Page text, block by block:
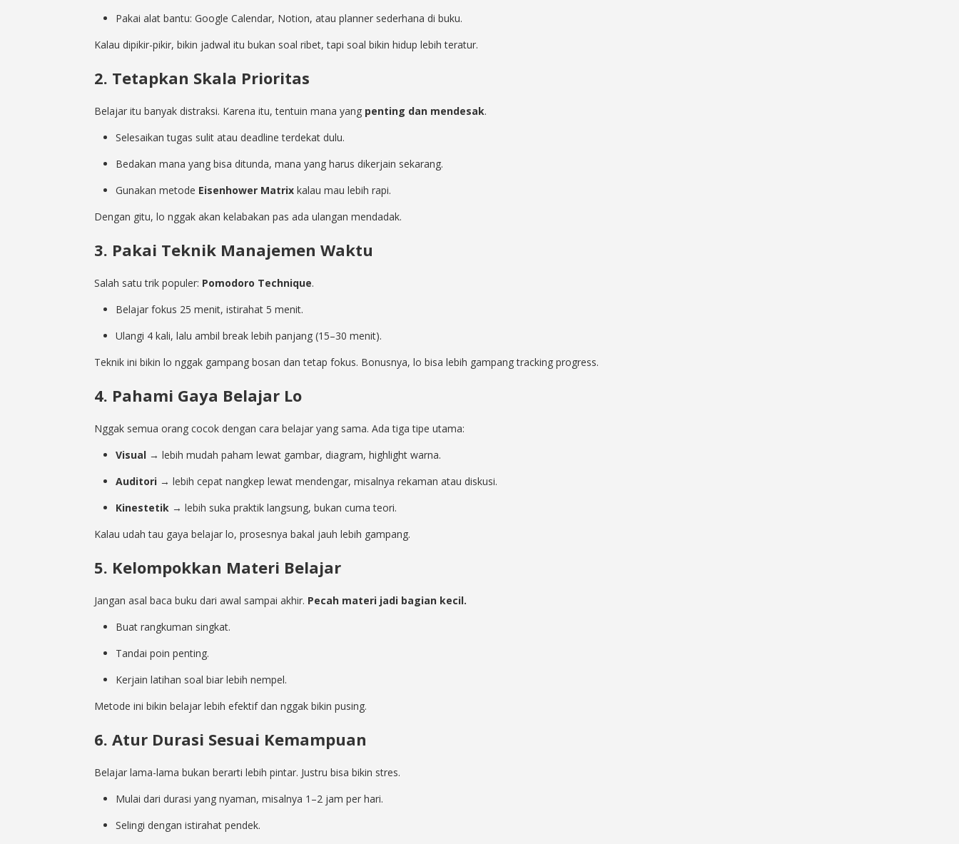
Pakai alat bantu: Google Calendar, Notion, atau planner sederhana di buku.
Kalau dipikir-pikir, bikin jadwal itu bukan soal ribet, tapi soal bikin hidup lebih teratur.
2. Tetapkan Skala Prioritas
Belajar itu banyak distraksi. Karena itu, tentuin mana yang penting dan mendesak.
Selesaikan tugas sulit atau deadline terdekat dulu.
Bedakan mana yang bisa ditunda, mana yang harus dikerjain sekarang.
Gunakan metode Eisenhower Matrix kalau mau lebih rapi.
Dengan gitu, lo nggak akan kelabakan pas ada ulangan mendadak.
3. Pakai Teknik Manajemen Waktu
Salah satu trik populer: Pomodoro Technique.
Belajar fokus 25 menit, istirahat 5 menit.
Ulangi 4 kali, lalu ambil break lebih panjang (15–30 menit).
Teknik ini bikin lo nggak gampang bosan dan tetap fokus. Bonusnya, lo bisa lebih gampang tracking progress.
4. Pahami Gaya Belajar Lo
Nggak semua orang cocok dengan cara belajar yang sama. Ada tiga tipe utama:
Visual → lebih mudah paham lewat gambar, diagram, highlight warna.
Auditori → lebih cepat nangkep lewat mendengar, misalnya rekaman atau diskusi.
Kinestetik → lebih suka praktik langsung, bukan cuma teori.
Kalau udah tau gaya belajar lo, prosesnya bakal jauh lebih gampang.
5. Kelompokkan Materi Belajar
Jangan asal baca buku dari awal sampai akhir. Pecah materi jadi bagian kecil.
Buat rangkuman singkat.
Tandai poin penting.
Kerjain latihan soal biar lebih nempel.
Metode ini bikin belajar lebih efektif dan nggak bikin pusing.
6. Atur Durasi Sesuai Kemampuan
Belajar lama-lama bukan berarti lebih pintar. Justru bisa bikin stres.
Mulai dari durasi yang nyaman, misalnya 1–2 jam per hari.
Selingi dengan istirahat pendek.